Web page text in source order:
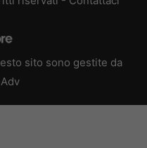
sito sono gestite da